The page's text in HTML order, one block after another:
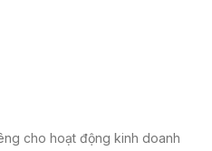
cho hoạt động kinh doanh